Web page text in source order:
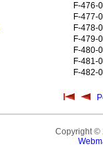
F-476-0
F-477-0
F-478-0
F-479-0
F-480-0
F-481-0
F-482-0
Copyright ©